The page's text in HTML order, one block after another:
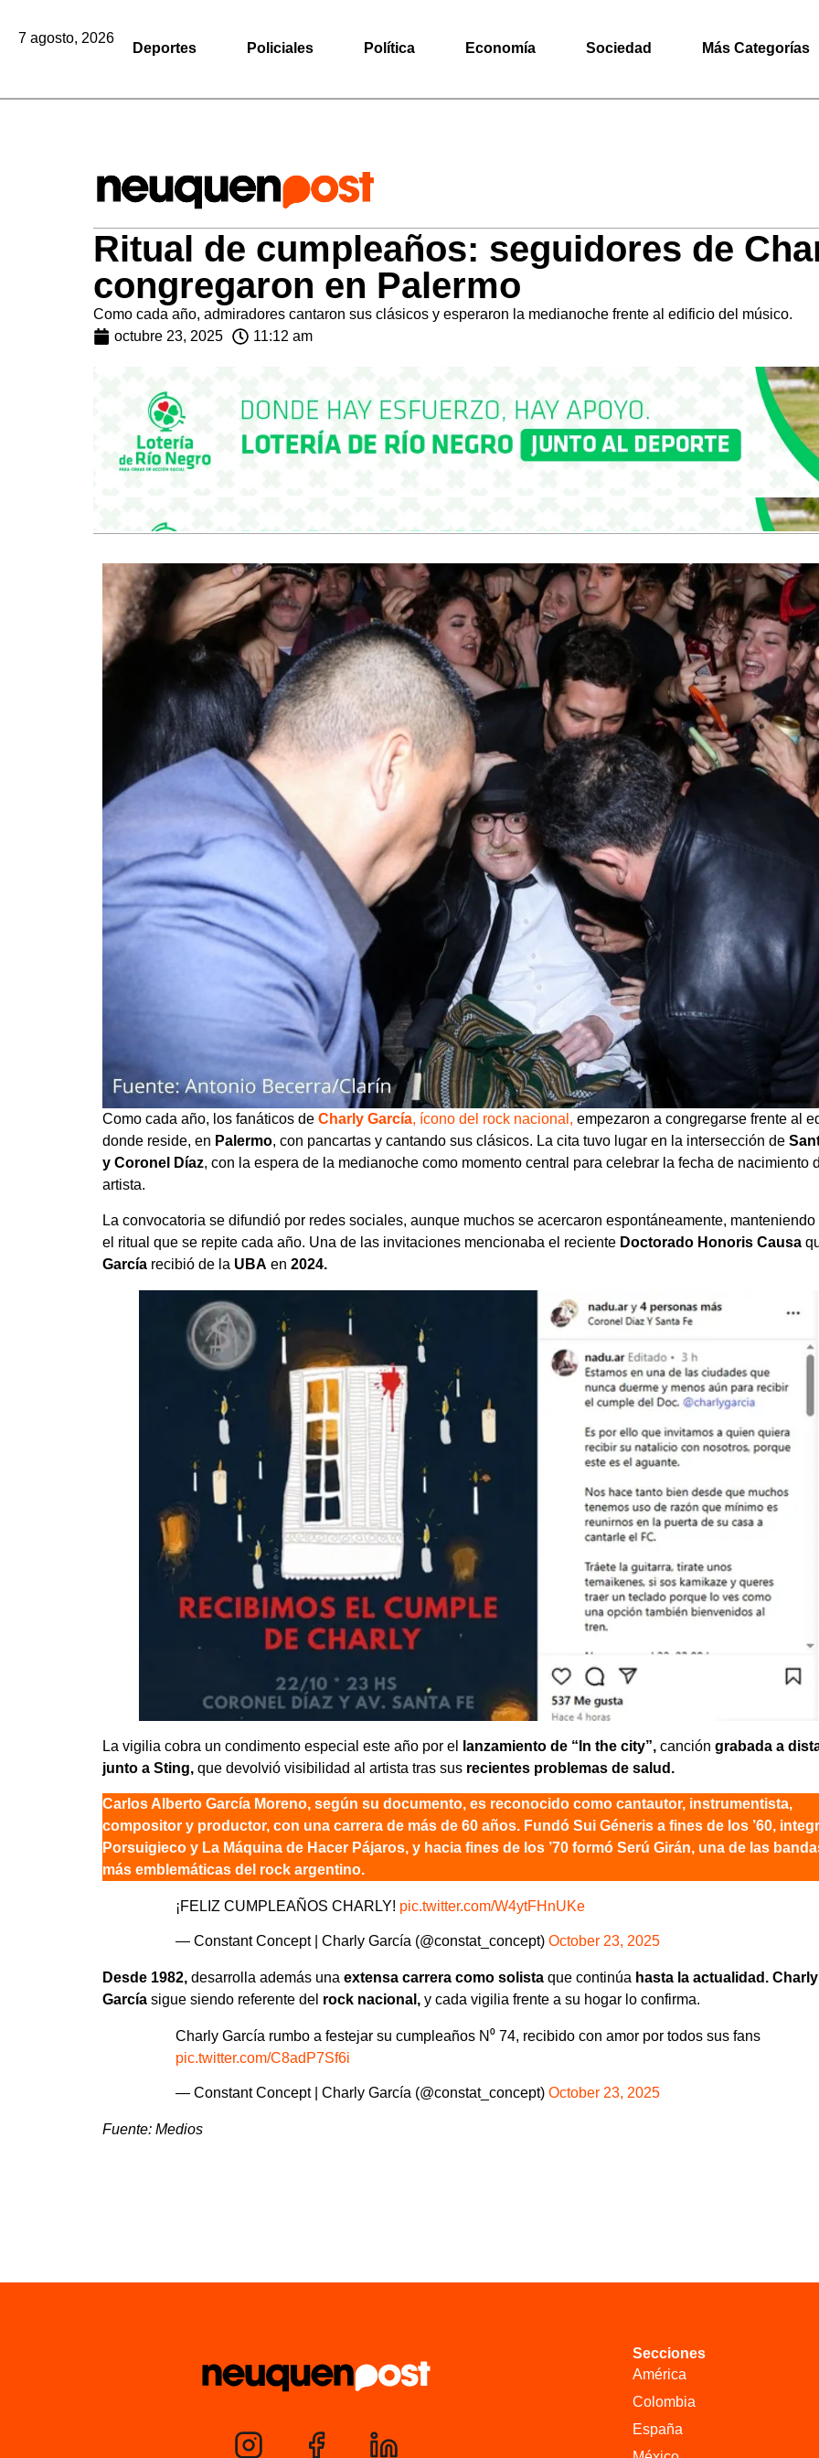
7 agosto, 2026
Deportes Policiales Política Economía Sociedad Más Categorías
Ritual de cumpleaños: seguidores de
congregaron en Palermo
Como cada año, admiradores cantaron sus clásicos y esperaron la medianoche frente al edificio del músico.
octubre 23, 2025
11:12 am
Como cada año, los fanáticos de Charly García, ícono del rock nacional, empezaron a congregarse frente al
donde reside, en Palermo, con pancartas y cantando sus clásicos. La cita tuvo lugar en la intersección de
y Coronel Díaz, con la espera de la medianoche como momento central para celebrar la fecha de nacimiento
artista.
La convocatoria se difundió por redes sociales, aunque muchos se acercaron espontáneamente, manteniendo
el ritual que se repite cada año. Una de las invitaciones mencionaba el reciente Doctorado Honoris Causa
García recibió de la UBA en 2024.
La vigilia cobra un condimento especial este año por el lanzamiento de “In the city”, canción grabada a
junto a Sting, que devolvió visibilidad al artista tras sus recientes problemas de salud.
Carlos Alberto García Moreno, según su documento, es reconocido como cantautor, instrumentista,
compositor y productor, con una carrera de más de 60 años. Fundó Sui Géneris a fines de los ’60,
Porsuigieco y La Máquina de Hacer Pájaros, y hacia fines de los ’70 formó Serú Girán, una de las
más emblemáticas del rock argentino.
¡FELIZ CUMPLEAÑOS CHARLY! pic.twitter.com/W4ytFHnUKe
— Constant Concept | Charly García (@constat_concept) October 23, 2025
Desde 1982, desarrolla además una extensa carrera como solista que continúa hasta la actualidad. Charly
García sigue siendo referente del rock nacional, y cada vigilia frente a su hogar lo confirma.
Charly García rumbo a festejar su cumpleaños N⁰ 74, recibido con amor por todos sus fans
pic.twitter.com/C8adP7Sf6i
— Constant Concept | Charly García (@constat_concept) October 23, 2025
Fuente: Medios
Secciones
América
Colombia
España